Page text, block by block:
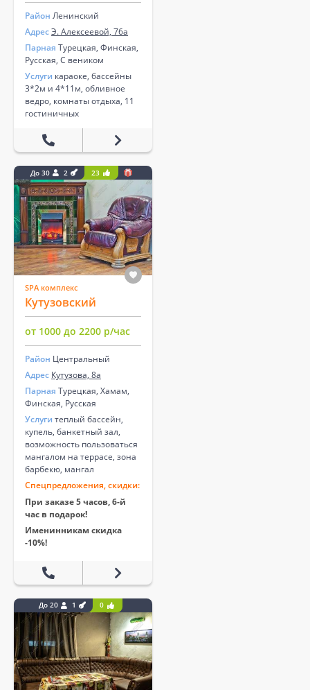
Район Ленинский
АдресЭ. Алексеевой, 76а
Парная Турецкая, Финская,
Русская, С веником
Услуги караоке, бассейны
3*2м и 4*11м, обливное
ведро, комнаты отдыха, 11
гостиничных
До 30 2 23
SPA комплекс
Кутузовский
от 1000 до 2200 р/час
Район Центральный
Адрес Кутузова, 8а
Парная Турецкая, Хамам,
Финская, Русская
Услуги теплый бассейн,
купель, банкетный зал,
возможность пользоваться
мангалом на террасе, зона
барбекю, мангал
Спецпредложения, скидки:
При заказе 5 часов, 6-й
час в подарок!
Именинникам скидка
-10%!
До 20 1 0